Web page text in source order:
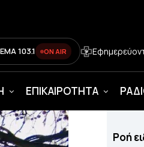
103.1 ON AIR
ΕΠΙΚΑΙΡΟΤΗΤΑ
Ροή